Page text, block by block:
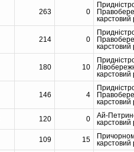
263 0
карстовий
214 0
карстовий
180 10
карстовий
146 4
карстовий
120 0
Ай-
карстовий
109 15
карстовий